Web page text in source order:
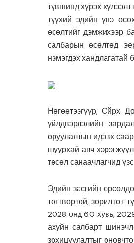
түвшинд хүрэх
түүхий эдийн үнэ
өсөлтийг дэмжихээр
салбарын өсөлтөд
нэмэгдэх хандлагатай
Нөгөөтээгүүр, Ойрх
үйлдвэрлэлийн
оруулалтын идэвх
шуурхай авч
төсөл санаачлагчид
Эдийн засгийн
тогтвортой, зорилтот
2028 онд 6.0 хувь,
ахуйн салбарт
зохицуулалтыг